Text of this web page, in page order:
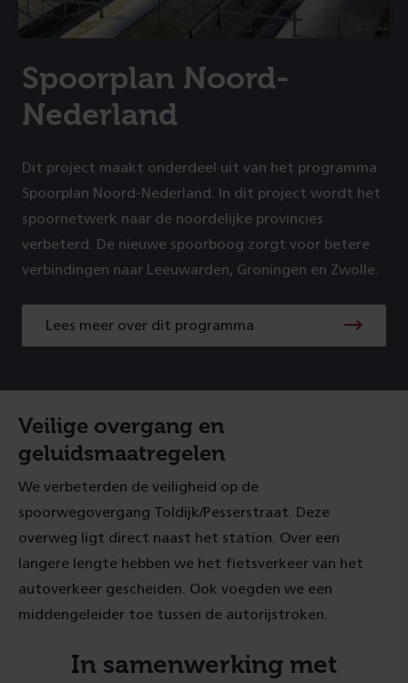
Spoorplan Noord-
Nederland
Dit project maakt onderdeel uit van het programma
Spoorplan Noord-Nederland. In dit project wordt het
spoornetwerk naar de noordelijke provincies
verbeterd. De nieuwe spoorboog zorgt voor betere
verbindingen naar Leeuwarden, Groningen en Zwolle.
Lees meer over dit programma
Veilige overgang en
geluidsmaatregelen
We verbeterden de veiligheid op de
spoorwegovergang Toldijk/Pesserstraat. Deze
overweg ligt direct naast het station. Over een
langere lengte hebben we het fietsverkeer van het
autoverkeer gescheiden. Ook voegden we een
middengeleider toe tussen de autorijstroken.
In samenwerking met